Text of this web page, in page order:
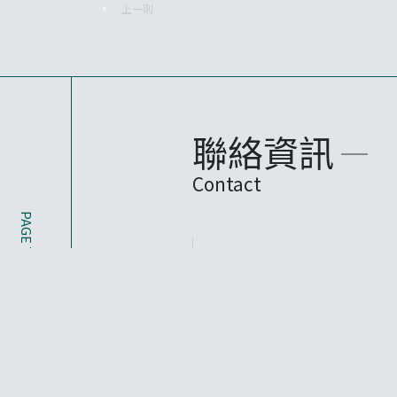
上一則
聯絡資訊
Contact
PAGE TOP